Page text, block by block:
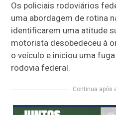
Os policiais rodoviários
uma abordagem de rotina
identificarem uma atitude
motorista desobedeceu à
o veículo e iniciou uma
rodovia federal.
Continua após